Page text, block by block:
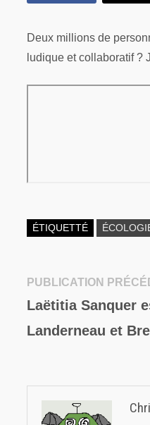
Deux millions de
ludique et collaboratif ?
ÉTIQUETTÉ
Navigation
PUBLICATION
Laëtitia Sanquer
Landerneau et